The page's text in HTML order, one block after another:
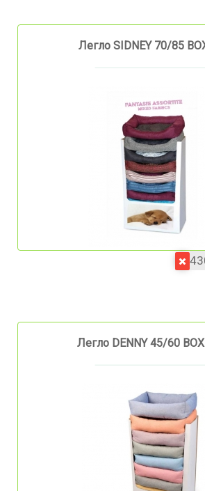
Легло SIDNEY 70/85
Легло DENNY 45/60